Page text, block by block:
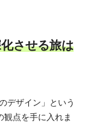
させる旅は
デザイン」という
観点を手に入れま